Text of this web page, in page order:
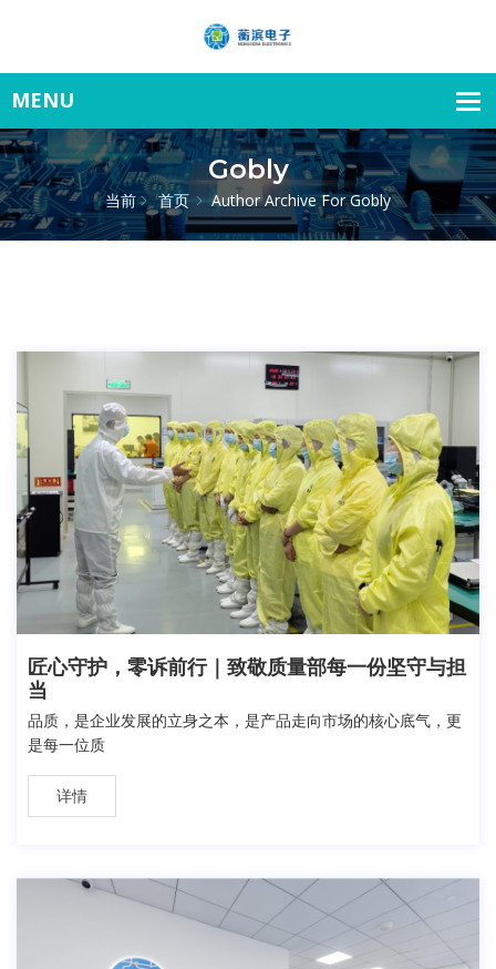
Gobly
当前 首页 Author Archive ForGobly
匠心守护，零诉前行｜致敬质量部每一份坚守与担
当
品质，是企业发展的立身之本，是产品走向市场的核心底气，更
是每一位质
详情